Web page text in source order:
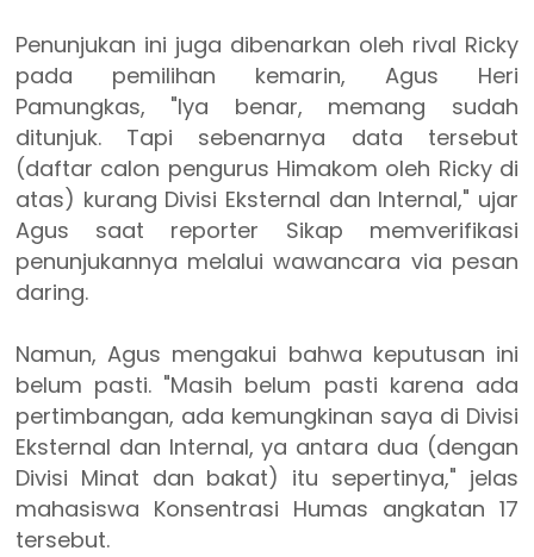
Penunjukan ini juga dibenarkan oleh rival Ricky
pada pemilihan kemarin, Agus Heri
Pamungkas, "Iya benar, memang sudah
ditunjuk. Tapi sebenarnya data tersebut
(daftar calon pengurus Himakom oleh Ricky di
atas) kurang Divisi Eksternal dan Internal," ujar
Agus saat reporter Sikap memverifikasi
penunjukannya melalui wawancara via pesan
daring.
Namun, Agus mengakui bahwa keputusan ini
belum pasti. "Masih belum pasti karena ada
pertimbangan, ada kemungkinan saya di Divisi
Eksternal dan Internal, ya antara dua (dengan
Divisi Minat dan bakat) itu sepertinya," jelas
mahasiswa Konsentrasi Humas angkatan 17
tersebut.